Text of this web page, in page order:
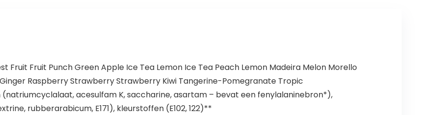
Fruit Fruit Punch Green Apple Ice Tea Lemon Ice Tea Peach Lemon Madeira Melon Morello
Raspberry Strawberry Strawberry Kiwi Tangerine-Pomegranate Tropic
acesulfam K, saccharine, asartam – bevat een fenylalaninebron*),
rubberarabicum, E171), kleurstoffen (E102, 122)**